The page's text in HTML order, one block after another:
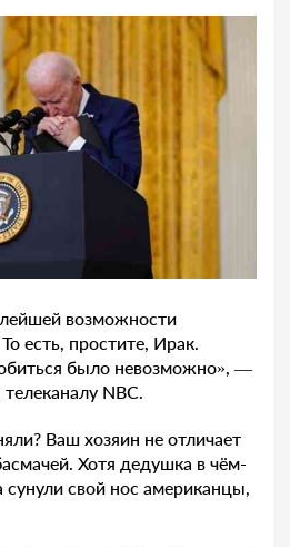
возможности
есть, простите, Ирак.
было невозможно», —
NBC.
Ваш хозяин не отличает
Хотя дедушка в чём-
сунули свой нос американцы,